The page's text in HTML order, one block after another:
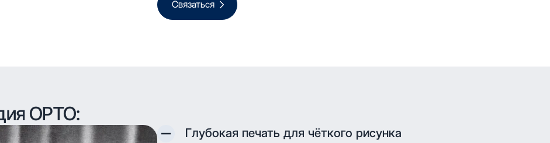
Связаться
ОРТО:
Глубокая печать для чёткого рисунка